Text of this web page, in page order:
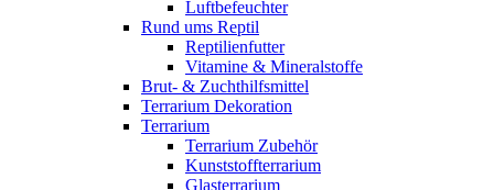
Luftbefeuchter
Rund ums Reptil
Reptilienfutter
Vitamine & Mineralstoffe
Brut- & Zuchthilfsmittel
Terrarium Dekoration
Terrarium
Terrarium Zubehör
Kunststoffterrarium
Glasterrarium